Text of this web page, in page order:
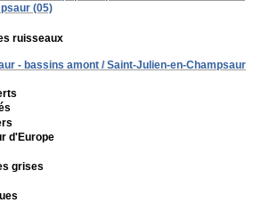
(05)
ruisseaux
- bassins amont / Saint-Julien-en-Champsaur
d'Europe
grises